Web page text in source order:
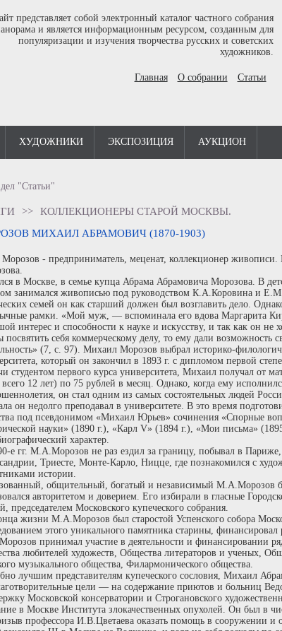
представляет собой электронный каталог частного собрания
и является информационным ресурсом, созданным для
популяризации и изучения творчества русских и советских
художников.
Главная О собрании Статьи
ХУДОЖНИКИ ЭКСПОЗИЦИЯ АУКЦИОН
"Статьи"
>> КОЛЛЕКЦИОНЕРЫ СТАРОЙ МОСКВЫ.
МИХАИЛ АБРАМОВИЧ (1870-1903)
- предприниматель, меценат, коллекционер живописи.
в Москве, в семье купца Абрама Абрамовича Морозова. В
занимался живописью под руководством К.А.Коровина и
семей он как старший должен был возглавить дело.
рамки. «Мой муж, — вспоминала его вдова Маргарита
интерес и способности к науке и искусству, и так как он не
посвятить себя коммерческому делу, то ему дали возможность
(7, с. 97). Михаил Морозов выбрал историко-
который он закончил в 1893 г. с дипломом первой
студентом первого курса университета, Михаил получал от
12 лет) по 75 рублей в месяц. Однако, когда ему
он стал одним из самых состоятельных людей
он недолго преподавал в университете. В это время
под псевдонимом «Михаил Юрьев» сочинения «Спорные
науки» (1890 г.), «Карл V» (1894 г.), «Мои письма»
характер.
е гг. М.А.Морозов не раз ездил за границу, побывал в
Триесте, Монте-Карло, Ницце, где познакомился с
истории.
общительный, богатый и независимый М.А.Морозов
авторитетом и доверием. Его избирали в гласные
председателем Московского купеческого собрания.
жизни М.А.Морозов был старостой Успенского собора
этого уникального памятника старины, финансировал
принимал участие в деятельности и финансировании
любителей художеств, Общества литераторов и ученых,
музыкального общества, Филармонического общества.
лучшим представителям купеческого сословия, Михаил
цели — на содержание приютов и больниц
Московской консерватории и Строгановского
в Москве Института злокачественных опухолей. Он был в
профессора И.В.Цветаева оказать помощь в сооружении и